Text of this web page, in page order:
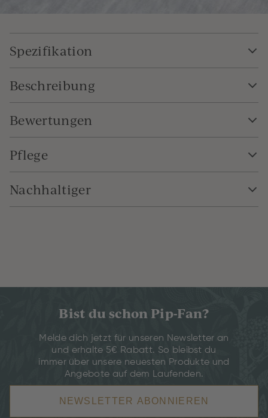
Spezifikation
Beschreibung
Bewertungen
Pflege
Nachhaltiger
Bist du schon Pip-Fan?
Melde dich jetzt für unseren Newsletter an
und erhalte 5€ Rabatt. So bleibst du
immer über unsere neuesten Produkte und
Angebote auf dem Laufenden.
NEWSLETTER ABONNIEREN